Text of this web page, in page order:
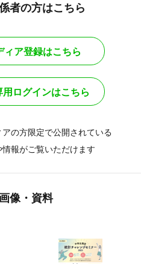
者の方はこちら
ィア登録はこちら
用ログインはこちら
の方限定で公開されている
報がご覧いただけます
像・資料